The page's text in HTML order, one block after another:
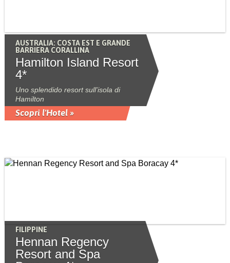
AUSTRALIA: COSTA EST E GRANDE
BARRIERA CORALLINA
Hamilton Island Resort
4*
Uno splendido resort sull'isola di
Hamilton
Scopri l'Hotel »
FILIPPINE
Hennan Regency
Resort and Spa